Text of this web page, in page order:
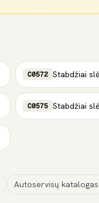
C0572
C0575
Autoservisų katalogas